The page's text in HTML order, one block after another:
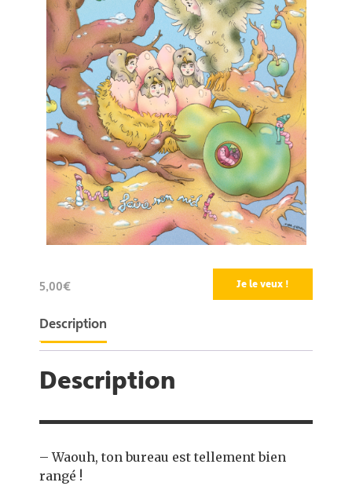
5,00€ Je le veux !
Description
Description
– Waouh, ton bureau est tellement bien
rangé !